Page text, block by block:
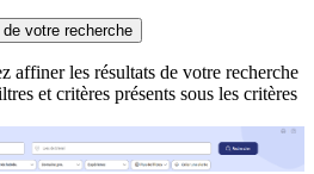
votre recherche
affiner les résultats de votre recherche
et critères présents sous les critères